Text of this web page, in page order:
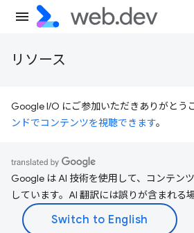
リソース
Google I/O にご参加いただきありがとう
ンドでコンテンツを視聴できます。
Google は AI 技術を使用して、コンテン
しています。AI 翻訳には誤りが含まれる